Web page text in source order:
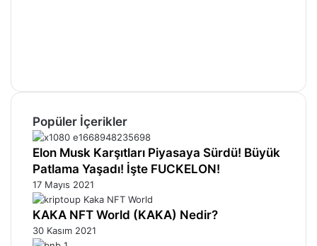
Popüler İçerikler
Elon Musk Karşıtları Piyasaya Sürdü! Büyük
Patlama Yaşadı! İşte FUCKELON!
17 Mayıs 2021
KAKA NFT World (KAKA) Nedir?
30 Kasım 2021